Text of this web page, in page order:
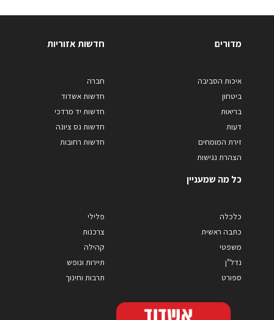
מדורים
איכות הסביבה
ביטחון
בריאות
דעות
זירת המומחים
הצהרת נגישות
חדשות אזוריות
חברה
חדשות אשדוד
חדשות יד מרדכי
חדשות נס ציונה
חדשות רחובות
כל מה שמעניין
כלכלה
כתבה ראשית
משפטי
נדל"ן
ספורט
פלילי
צרכנות
קהילה
תיירות ונופש
תרבות וחינוך